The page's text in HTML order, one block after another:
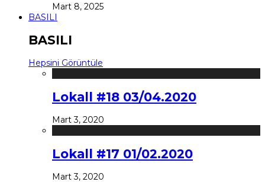
Mart 8, 2025
BASILI
BASILI
Hepsini Görüntüle
Lokall #18 03/04.2020
Mart 3, 2020
Lokall #17 01/02.2020
Mart 3, 2020